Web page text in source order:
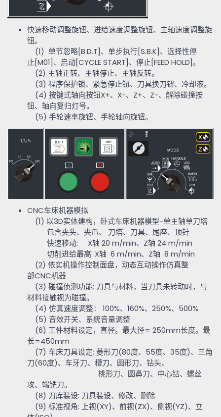
快速移动调整旋钮、进给速度调整旋钮、主轴速度调整旋
钮。
(1) 单节忽略[B.D.T]、单步执行[S.B.K]、选择性停
止[M01]、启动[CYCLE START]、停止[FEED HOLD]。
(2) 主轴正转、主轴停止、主轴反转。
(3) 程序保护锁、紧急停止钮、刀具换刀钮、冷却液。
(4) 按键式轴向按钮X+、 X-、 Z+、 Z-、解除碰撞按
钮、轴向复归灯号。
(5) 手轮速率旋钮、手轮轴向旋钮。
CNC车床机器模拟
(1) 以3D实体建构，卧式车床机器模型-单主轴单刀塔
包含夹头、夹爪、 刀塔、刀具、尾座、顶针
快速移动: X轴 20 m/min、 Z轴 24 m/min
切削进给最高: X轴 6 m/min、 Z轴 8 m/min
(2) 依实机操作控制面盘，动态互动操作仿真整
部CNC机器
(3) 碰撞侦测功能: 刀具与材料，当刀具未转动时，与
材料接触视为碰撞。
(4) 仿真速度调整： 100%、 160%、 250%、 500%
(5) 音效开关、系统音量调整
(6) 工件材料设定，直径。最大径= 250mm长度。最
长=450mm
(7) 车床刀具设定: 菱形刀(80度、 55度、 35度)、三角
刀(60度)、车牙刀、槽刀、圆形刀、钻头、
桃形刀、圆鼻刀、中心钻、螺丝
攻、端铣刀。
(8) 刀库装设: 刀具装设、修改、删除
(9) 标准视角: 上视(XY)、前视(ZX)、侧视(YZ)、立